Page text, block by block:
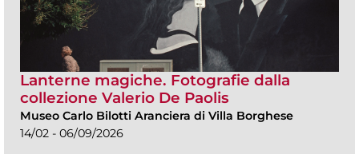
Lanterne magiche. Fotografie dalla
collezione Valerio De Paolis
Museo Carlo Bilotti Aranciera di Villa Borghese
14/02 - 06/09/2026